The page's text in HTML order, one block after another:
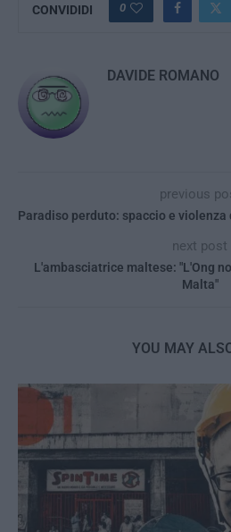
CONVIDIDI 0
DAVIDE ROMANO
previous
Paradiso perduto: spaccio e violenza
next post
L'ambasciatrice maltese: "L'Ong
Malta"
YOU MAY